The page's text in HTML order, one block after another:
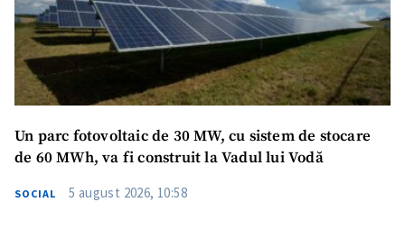
SUSȚINE
Un parc fotovoltaic de 30 MW, cu sistem de stocare
de 60 MWh, va fi construit la Vadul lui Vodă
SOCIAL 5 august 2026, 10:58